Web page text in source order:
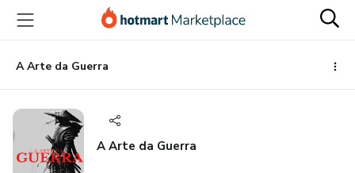
para
conteúdo
principal
para
pagamento
para
rodapé
A Arte da Guerra
A Arte da Guerra